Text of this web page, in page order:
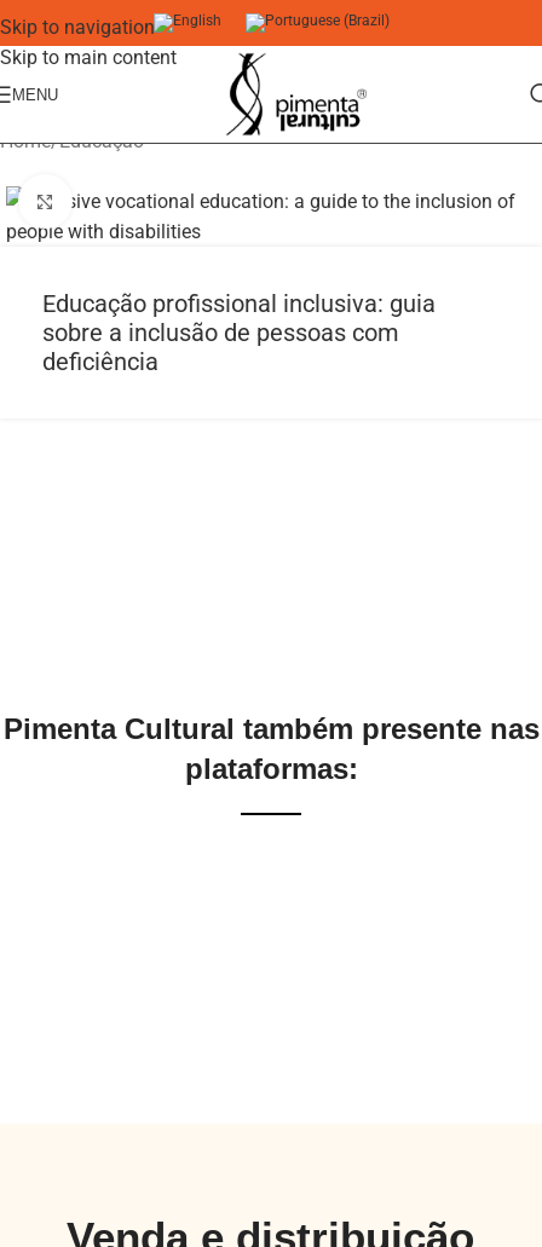
Skip to navigation
Skip to main content
MENU
Home/Educação
Click to enlarge
Educação profissional inclusiva: guia
sobre a inclusão de pessoas com
deficiência
Pimenta Cultural também presente nas
plataformas:
Venda e distribuição